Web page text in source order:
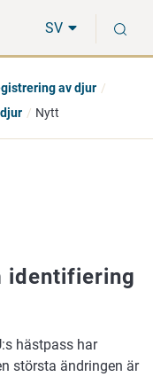
SV
av djur
Nytt
identifiering
hästpass har
största ändringen är